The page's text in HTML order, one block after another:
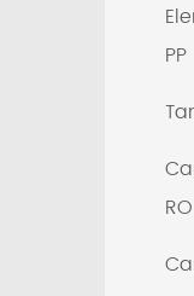
PP
RO